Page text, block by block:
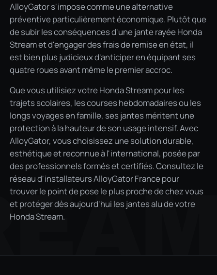
AlloyGator s'impose comme une alternative
préventive particulièrement économique. Plutôt que
de subir les conséquences d'une jante rayée Honda
Stream et d'engager des frais de remise en état, il
est bien plus judicieux d'anticiper en équipant ses
quatre roues avant même le premier accroc.
Que vous utilisiez votre Honda Stream pour les
trajets scolaires, les courses hebdomadaires ou les
longs voyages en famille, ses jantes méritent une
protection à la hauteur de son usage intensif. Avec
AlloyGator, vous choisissez une solution durable,
esthétique et reconnue à l'international, posée par
des professionnels formés et certifiés. Consultez le
réseau d'installateurs AlloyGator France pour
trouver le point de pose le plus proche de chez vous
et protéger dès aujourd'hui les jantes alu de votre
Honda Stream.